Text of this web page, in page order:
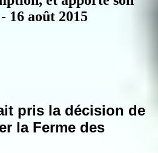
16 août 2015
pris la décision de
la Ferme des